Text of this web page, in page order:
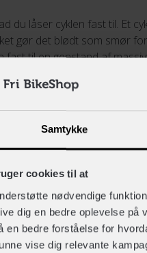
Samtykke
cookies til at
nødvendige
dig en bedre oplevelse
en bedre forståelse for
vise dig relevante
du låser cyklen fast til. Et
gør det blødt som smør
fast til en genstand af
sikret bedst muligt.